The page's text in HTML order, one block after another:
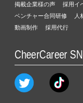
掲載企業様の声 採用イ
ベンチャー合同研修
人
動画制作
採用代行
CheerCareer